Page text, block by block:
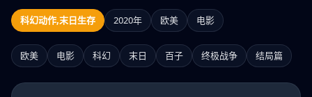
科幻动作,末日生存 2020年 欧美 电影
欧美 电影 科幻 末日 百子 终极战争 结局篇